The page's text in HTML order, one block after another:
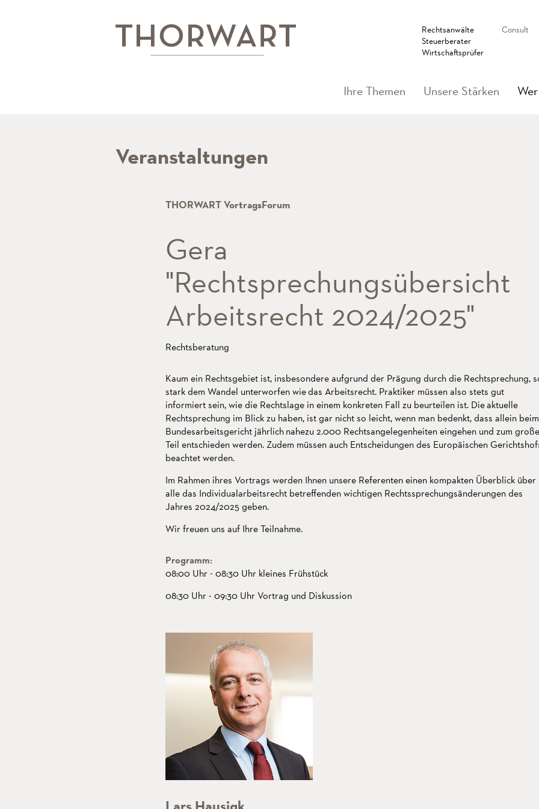
Rechtsanwälte
Steuerberater
Wirtschaftsprüfer
Consult
Ihre Themen Unsere Stärken
Veranstaltungen
THORWART VortragsForum
Gera
"Rechtsprechungsübersicht
Arbeitsrecht 2024/2025"
Rechtsberatung
Kaum ein Rechtsgebiet ist, insbesondere aufgrund der Prägung durch die Rechtsprechung,
stark dem Wandel unterworfen wie das Arbeitsrecht. Praktiker müssen also stets gut
informiert sein, wie die Rechtslage in einem konkreten Fall zu beurteilen ist. Die aktuelle
Rechtsprechung im Blick zu haben, ist gar nicht so leicht, wenn man bedenkt, dass allein beim
Bundesarbeitsgericht jährlich nahezu 2.000 Rechtsangelegenheiten eingehen und zum
Teil entschieden werden. Zudem müssen auch Entscheidungen des Europäischen
beachtet werden.
Im Rahmen ihres Vortrags werden Ihnen unsere Referenten einen kompakten Überblick über
alle das Individualarbeitsrecht betreffenden wichtigen Rechtssprechungsänderungen des
Jahres 2024/2025 geben.
Wir freuen uns auf Ihre Teilnahme.
Programm:
08:00 Uhr - 08:30 Uhr kleines Frühstück
08:30 Uhr - 09:30 Uhr Vortrag und Diskussion